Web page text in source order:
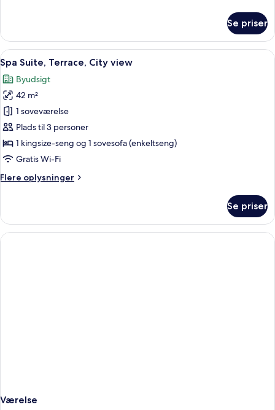
Suite,
Balcony,
Sea
View
Se priser
Indlæs
alle
billeder
af
Spa
Suite,
Terrace,
City
En balkon med hvide gardiner, en
6
Spa Suite, Terrace, City view
Byudsigt
42 m²
1 soveværelse
Plads til 3 personer
1 kingsize-seng og 1 sovesofa (enkeltseng)
Gratis Wi-Fi
Flere oplysninger
Flere
Suite,
Terrace,
City
Se priser
Værelse